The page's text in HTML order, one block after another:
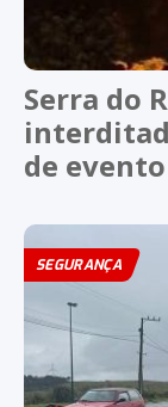
Serra do
de
SEGURANÇA